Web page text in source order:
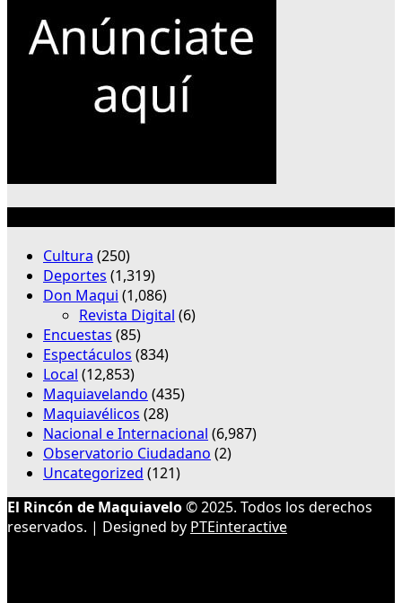
Cultura (250)
Deportes (1,319)
Don Maqui (1,086)
Revista Digital (6)
Encuestas (85)
Espectáculos (834)
Local (12,853)
Maquiavelando (435)
Maquiavélicos (28)
Nacional e Internacional (6,987)
Observatorio Ciudadano (2)
Uncategorized (121)
El Rincón de Maquiavelo© 2025. Todos los derechos
reservados. | Designed by PTEinteractive